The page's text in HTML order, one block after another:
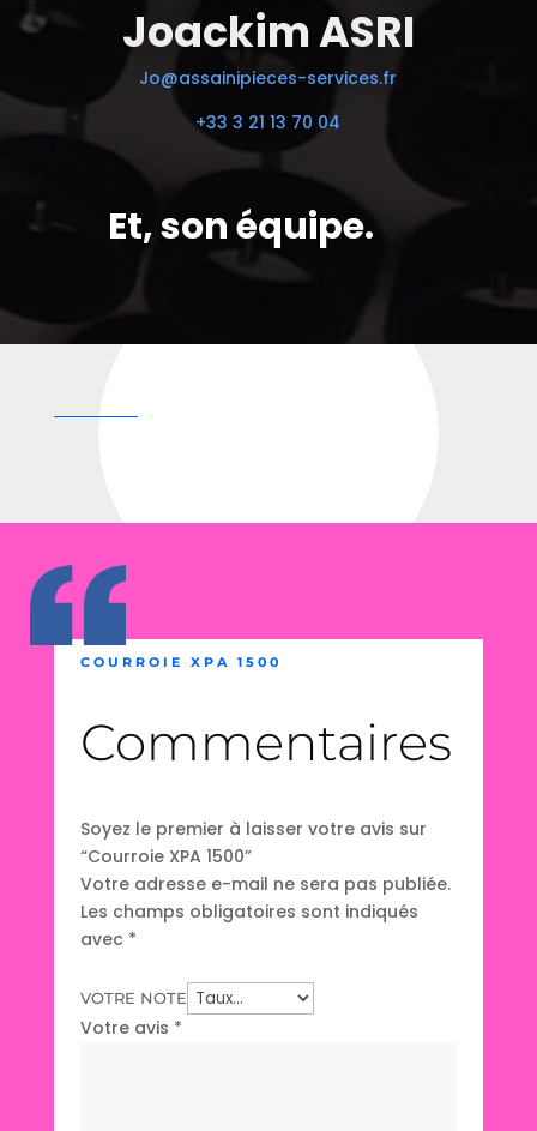
Joackim ASRI
Jo@assainipieces-services.fr
+33 3 21 13 70 04
Et, son équipe.
COURROIE XPA 1500
Commentaires
Soyez le premier à laisser votre avis sur
“Courroie XPA 1500”
Votre adresse e-mail ne sera pas publiée.
Les champs obligatoires sont indiqués
avec *
VOTRE NOTE
Votre avis *